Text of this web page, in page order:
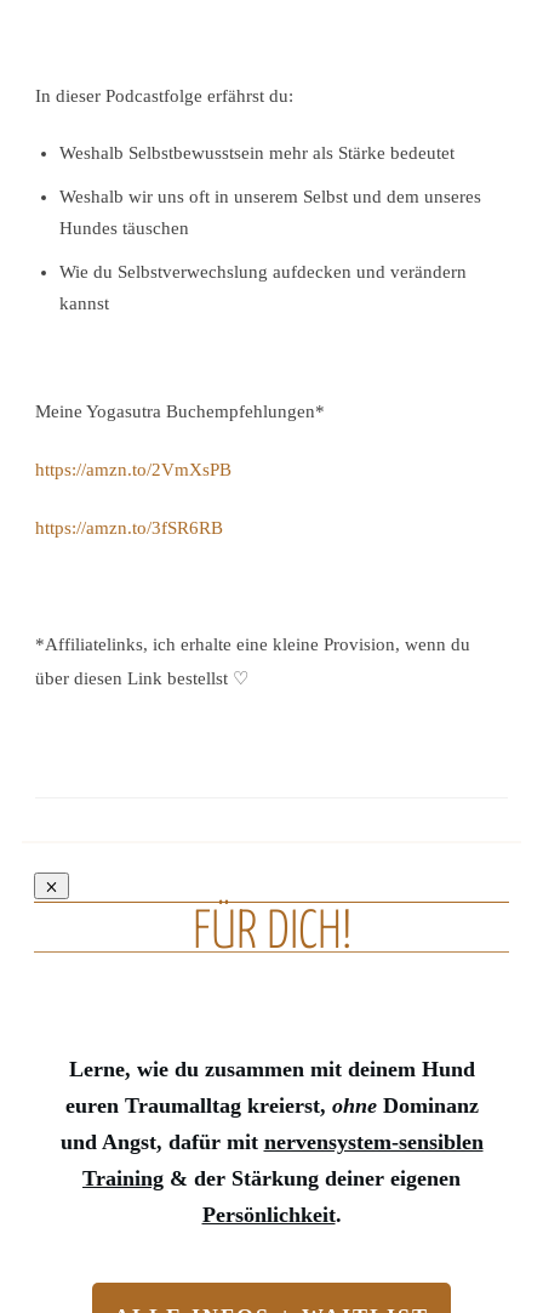
In dieser Podcastfolge erfährst du:
Weshalb Selbstbewusstsein mehr als Stärke bedeutet
Weshalb wir uns oft in unserem Selbst und dem unseres
Hundes täuschen
Wie du Selbstverwechslung aufdecken und verändern
kannst
Meine Yogasutra Buchempfehlungen*
https://amzn.to/2VmXsPB
https://amzn.to/3fSR6RB
*Affiliatelinks, ich erhalte eine kleine Provision, wenn du
über diesen Link bestellst ♡
FÜR DICH!
Lerne, wie du zusammen mit deinem Hund
euren Traumalltag kreierst, ohne Dominanz
und Angst, dafür mit nervensystem-sensiblen
Training & der Stärkung deiner eigenen
Persönlichkeit.